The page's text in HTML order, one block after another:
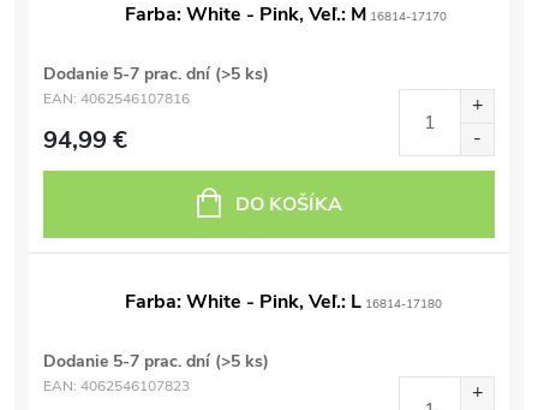
Farba: White - Pink, Veľ.: M 16814-17170
Dodanie 5-7 prac. dní (>5 ks)
EAN: 4062546107816
94,99 €
DO KOŠÍKA
Farba: White - Pink, Veľ.: L 16814-17180
Dodanie 5-7 prac. dní (>5 ks)
EAN: 4062546107823